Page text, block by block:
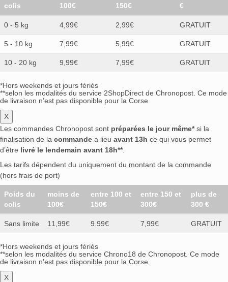
colis
100€
150€
€
0 - 5 kg 4,99€ 2,99€ GRATUIT
5 - 10 kg 7,99€ 5,99€ GRATUIT
10 - 20 kg 9,99€ 7,99€ GRATUIT
*Hors weekends et jours fériés
**selon les modalités du service 2ShopDirect de Chronopost. Ce mode
de livraison n’est pas disponible pour la Corse
X
Les commandes Chronopost sont préparées le jour même*si la
finalisation de la commande a lieu avant 13h ce qui vous permet
d’être livré le lendemain avant 18h**.
Les tarifs dépendent du uniquement du montant de la commande
(hors frais de port)
Poids du
colis
moins de
100€
entre 100 et
150€
entre 150 et
300€
plus de
300 €
Sans limite 11,99€ 9.99€ 7,99€ GRATUIT
*Hors weekends et jours fériés
**selon les modalités du service Chrono18 de Chronopost. Ce mode
de livraison n’est pas disponible pour la Corse
X